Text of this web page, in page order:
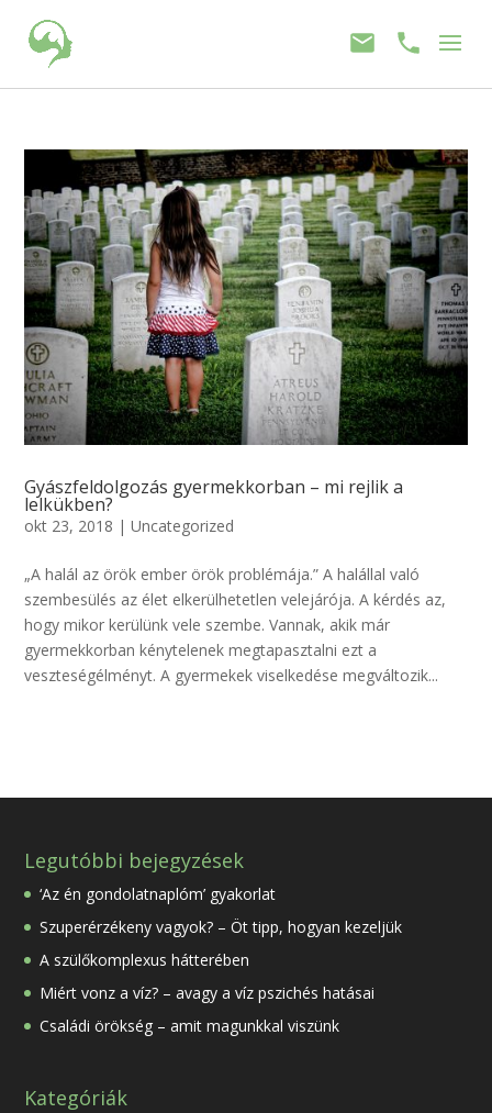
Gyászfeldolgozás gyermekkorban – mi rejlik a
lelkükben?
okt 23, 2018 |Uncategorized
„A halál az örök ember örök problémája.” A halállal való
szembesülés az élet elkerülhetetlen velejárója. A kérdés az,
hogy mikor kerülünk vele szembe. Vannak, akik már
gyermekkorban kénytelenek megtapasztalni ezt a
veszteségélményt. A gyermekek viselkedése megváltozik...
Legutóbbi bejegyzések
‘Az én gondolatnaplóm’ gyakorlat
Szuperérzékeny vagyok? – Öt tipp, hogyan kezeljük
A szülőkomplexus hátterében
Miért vonz a víz? – avagy a víz pszichés hatásai
Családi örökség – amit magunkkal viszünk
Kategóriák